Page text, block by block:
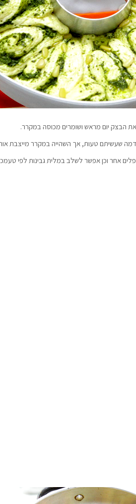
הבצק יום מראש ושומרים מכוסה במקרר.
שעשיתם טעות, אך השהייה במקרר מייצבת
אחר וכן אפשר לשלב במלית גבינות לפי